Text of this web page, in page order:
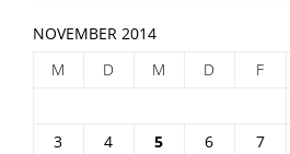
NOVEMBER 2014
M
D M D F
3
4 5 6 7